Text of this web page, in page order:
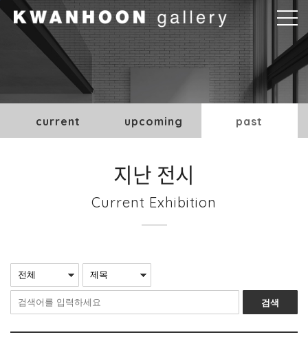
본문바로가기
current upcoming past
지난 전시
Current Exhibition